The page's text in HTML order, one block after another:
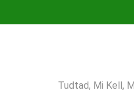
Tudtad, Mi Kell,